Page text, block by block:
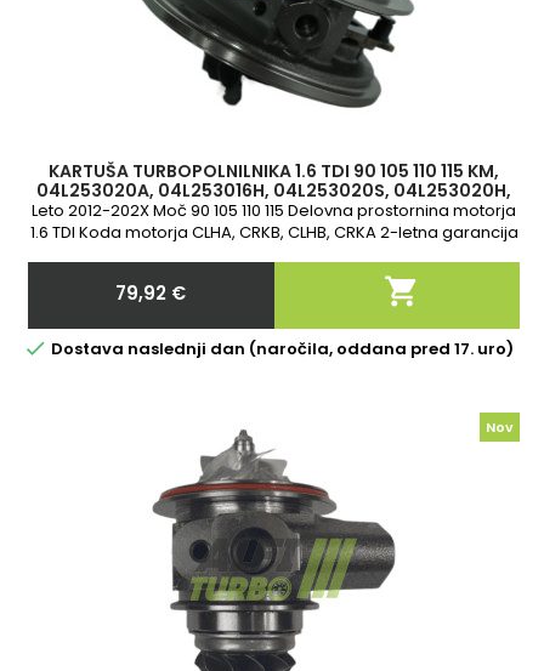
KARTUŠA TURBOPOLNILNIKA 1.6 TDI 90 105 110 115 KM,
04L253020A, 04L253016H, 04L253020S, 04L253020H,
847671-0004, 813860-5001S
Leto 2012-202X Moč 90 105 110 115 Delovna prostornina motorja
1.6 TDI Koda motorja CLHA, CRKB, CLHB, CRKA 2-letna garancija
Cena
79,92 € 
 Dostava naslednji dan (naročila, oddana pred 17. uro)
Nov